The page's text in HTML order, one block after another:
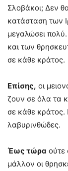
Σλοβάκοι; Δεν
κατάσταση των
μεγαλώσει
και των
σε κάθε κράτος.
Επίσης, οι
ζουν σε όλα τα
σε κάθε
λαβυρινθώδες.
Έως τώρα ούτε
μάλλον οι